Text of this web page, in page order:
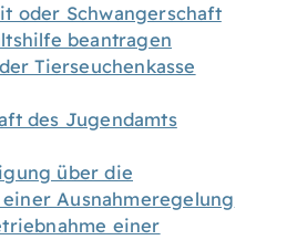
oder Schwangerschaft
beantragen
Tierseuchenkasse
des Jugendamts
über die
Ausnahmeregelung
einer